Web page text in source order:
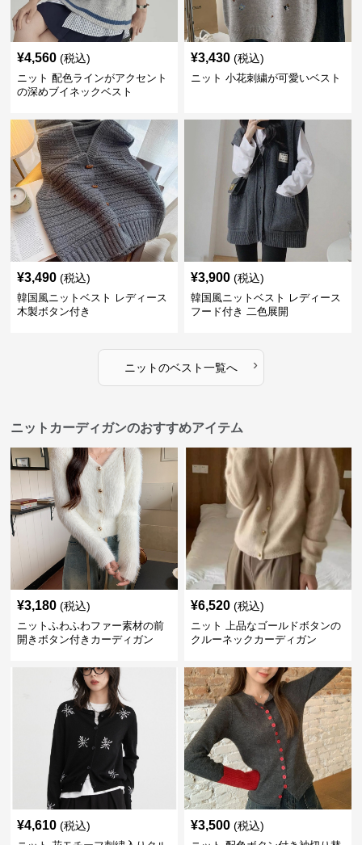
¥4,560 (税込)
ニット 配色ラインがアクセント
の深めブイネックベスト
¥3,430 (税込)
ニット 小花刺繍が可愛いベスト
¥3,490 (税込)
韓国風ニットベスト レディース
木製ボタン付き
¥3,900 (税込)
韓国風ニットベスト レディース
フード付き 二色展開
ニットのベスト一覧へ ›
ニットカーディガンのおすすめアイテム
¥3,180 (税込)
ニットふわふわファー素材の前
開きボタン付きカーディガン
¥6,520 (税込)
ニット 上品なゴールドボタンの
クルーネックカーディガン
¥4,610 (税込) ¥3,500 (税込)